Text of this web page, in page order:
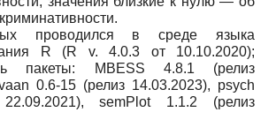
проводился в среде языка
R (R v. 4.0.3 от 10.10.2020);
пакеты: MBESS 4.8.1 (релиз
0.6-15 (релиз 14.03.2023), psych
semPlot 1.1.2 (релиз